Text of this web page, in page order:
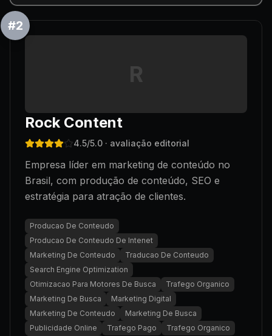
#2
R
Rock Content
4.5/5.0 · avaliação editorial
Empresa líder em marketing de conteúdo no
Brasil, com produção de conteúdo, SEO e
estratégia para atração de clientes.
Producao De Conteudo
Producao De Conteudo De Intenet
Marketing De Conteudo
Traducao De Conteudo
Search Engine Optimization
Otimizacao Para Motores De Busca
Trafego Organico
Marketing De Busca
Marketing Digital
Marketing De Conteudo
Marketing De Busca
Publicidade Online
Trafego Pago
Trafego Organico